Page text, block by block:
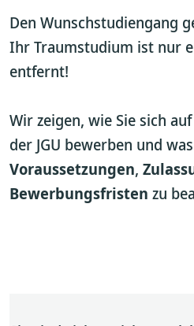
Den Wunschstudiengang
Ihr Traumstudium ist nur
entfernt!
Wir zeigen, wie Sie sich
der JGU bewerben und
Voraussetzungen,
Bewerbungsfristen zu